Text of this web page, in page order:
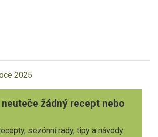
2025
žádný recept nebo
sezónní rady, tipy a návody